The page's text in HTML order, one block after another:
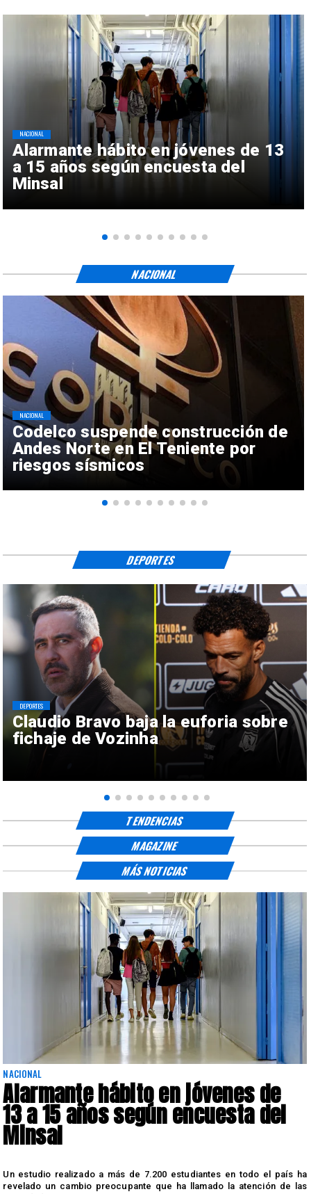
Alarmante hábito en jóvenes de 13
a 15 años según encuesta del
Minsal
NACIONAL
Codelco suspende construcción de
Andes Norte en El Teniente por
riesgos sísmicos
NACIONAL
NACIONAL
Claudio Bravo baja la euforia sobre
fichaje de Vozinha
DEPORTES
DEPORTES
TENDENCIAS
MAGAZINE
NACIONAL
Alarmante hábito en jóvenes de
13 a 15 años según encuesta del
Minsal
Un estudio realizado a más de 7.200 estudiantes en todo el país ha
revelado un cambio preocupante que ha llamado la atención de las
MÁS NOTICIAS